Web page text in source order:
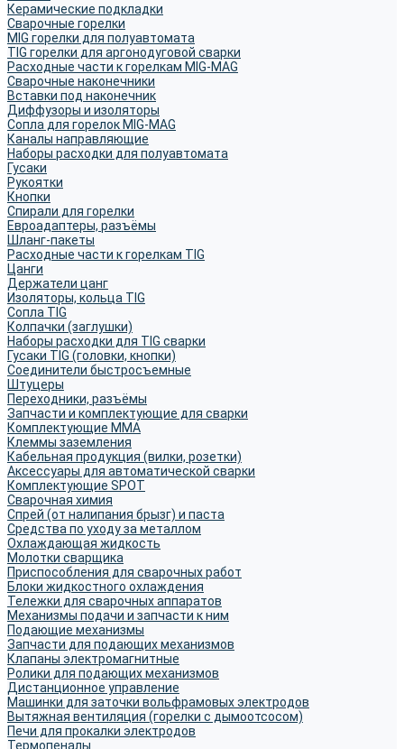
Керамические подкладки
Сварочные горелки
MIG горелки для полуавтомата
TIG горелки для аргонодуговой сварки
Расходные части к горелкам MIG-MAG
Сварочные наконечники
Вставки под наконечник
Диффузоры и изоляторы
Сопла для горелок MIG-MAG
Каналы направляющие
Наборы расходки для полуавтомата
Гусаки
Рукоятки
Кнопки
Спирали для горелки
Евроадаптеры, разъёмы
Шланг-пакеты
Расходные части к горелкам TIG
Цанги
Держатели цанг
Изоляторы, кольца TIG
Сопла TIG
Колпачки (заглушки)
Наборы расходки для TIG сварки
Гусаки TIG (головки, кнопки)
Соединители быстросъемные
Штуцеры
Переходники, разъёмы
Запчасти и комплектующие для сварки
Комплектующие ММА
Клеммы заземления
Кабельная продукция (вилки, розетки)
Аксессуары для автоматической сварки
Комплектующие SPOT
Сварочная химия
Спрей (от налипания брызг) и паста
Средства по уходу за металлом
Охлаждающая жидкость
Молотки сварщика
Приспособления для сварочных работ
Блоки жидкостного охлаждения
Тележки для сварочных аппаратов
Механизмы подачи и запчасти к ним
Подающие механизмы
Запчасти для подающих механизмов
Клапаны электромагнитные
Ролики для подающих механизмов
Дистанционное управление
Машинки для заточки вольфрамовых электродов
Вытяжная вентиляция (горелки с дымоотсосом)
Печи для прокалки электродов
Термопеналы